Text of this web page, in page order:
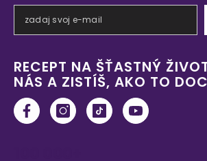
RECEPT NA ŠŤASTNÝ
NÁS A ZISTÍŠ, AKO TO